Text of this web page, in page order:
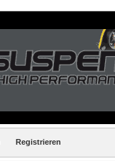
Registrieren